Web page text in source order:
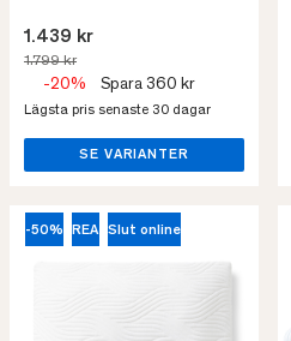
1.439 kr
1.799 kr
-20% Spara 360 kr
Lägsta pris senaste 30 dagar
SE VARIANTER
-50% REA Slut online